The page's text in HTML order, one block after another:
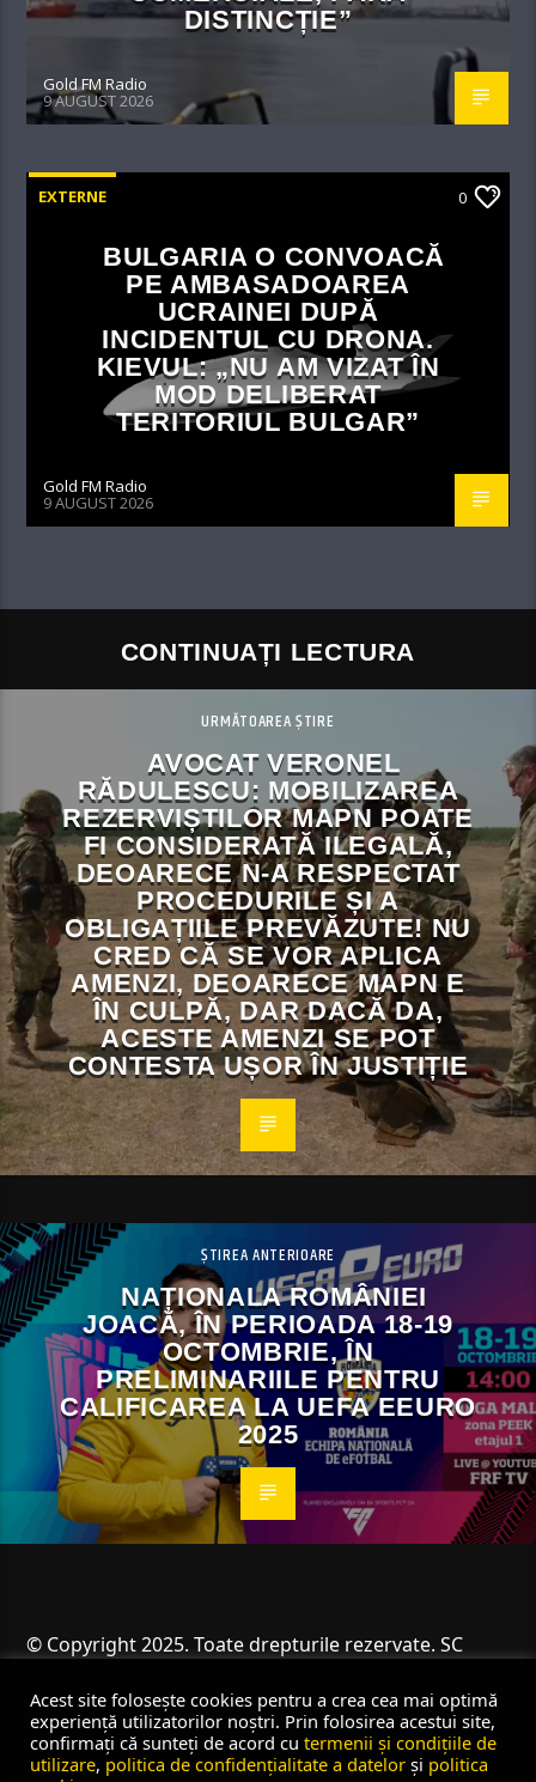
DISTINCȚIE”
Gold FM Radio
9 AUGUST 2026
EXTERNE 0
BULGARIA O CONVOACĂ
PE AMBASADOAREA
UCRAINEI DUPĂ
INCIDENTUL CU DRONA.
KIEVUL: „NU AM VIZAT ÎN
MOD DELIBERAT
TERITORIUL BULGAR”
Gold FM Radio
9 AUGUST 2026
CONTINUAȚI LECTURA
URMĂTOAREA ȘTIRE
AVOCAT VERONEL
RĂDULESCU: MOBILIZAREA
REZERVIȘTILOR MAPN POATE
FI CONSIDERATĂ ILEGALĂ,
DEOARECE N-A RESPECTAT
PROCEDURILE ȘI A
OBLIGAȚIILE PREVĂZUTE! NU
CRED CĂ SE VOR APLICA
AMENZI, DEOARECE MAPN E
ÎN CULPĂ, DAR DACĂ DA,
ACESTE AMENZI SE POT
CONTESTA UȘOR ÎN JUSTIȚIE
ȘTIREA ANTERIOARE
NAȚIONALA ROMÂNIEI
JOACĂ, ÎN PERIOADA 18-19
OCTOMBRIE, ÎN
PRELIMINARIILE PENTRU
CALIFICAREA LA UEFA EEURO
2025
© Copyright 2025. Toate drepturile rezervate. SC
Acest site folosește cookies pentru a crea cea mai optimă
experiență utilizatorilor noștri. Prin folosirea acestui site,
confirmați că sunteți de acord cu termenii și condițiile de
utilizare, politica de confidențialitate a datelor și politica